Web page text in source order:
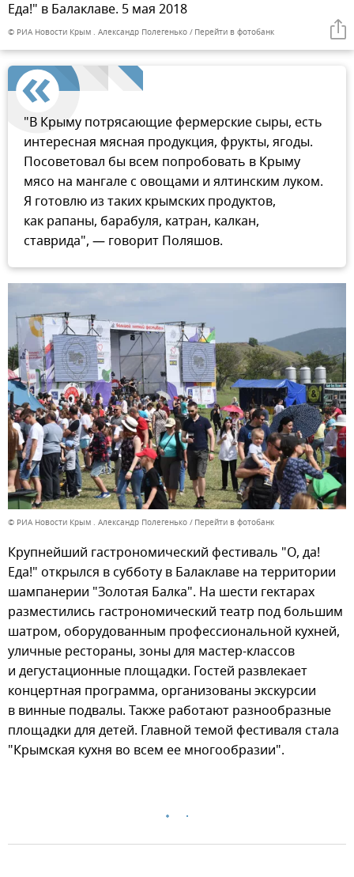
Еда!" в Балаклаве. 5 мая 2018
© РИА Новости Крым . Александр Полегенько Перейти в фотобанк
"В Крыму потрясающие фермерские сыры, есть
интересная мясная продукция, фрукты, ягоды.
Посоветовал бы всем попробовать в Крыму
мясо на мангале с овощами и ялтинским луком.
Я готовлю из таких крымских продуктов,
как рапаны, барабуля, катран, калкан,
ставрида", — говорит Поляшов.
© РИА Новости Крым . Александр Полегенько Перейти в фотобанк
Крупнейший гастрономический фестиваль "О, да!
Еда!" открылся в субботу в Балаклаве на территории
шампанерии "Золотая Балка". На шести гектарах
разместились гастрономический театр под большим
шатром, оборудованным профессиональной кухней,
уличные рестораны, зоны для мастер-классов
и дегустационные площадки. Гостей развлекает
концертная программа, организованы экскурсии
в винные подвалы. Также работают разнообразные
площадки для детей. Главной темой фестиваля стала
"Крымская кухня во всем ее многообразии".